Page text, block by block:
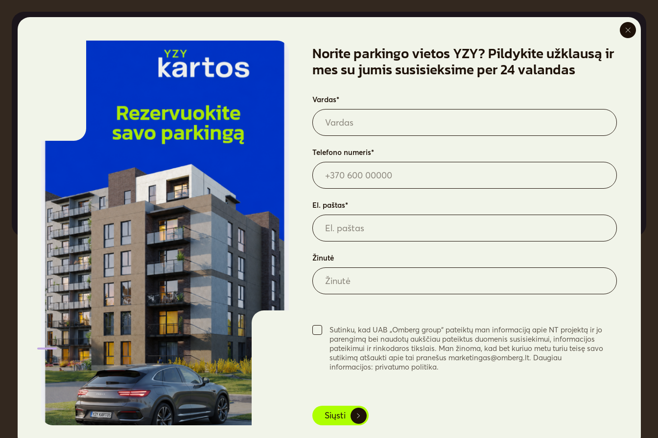
Vieta mieste +370 682 11050
Butai
Parkingas
Apie projektą
Galerija
Atvirų durų dienos
+370 682 11050
© 2026 Omberg. Visos teisės saugomos. Privatumo politika
Norite parkingo vietos YZY? Pildykite užklausą ir
mes su jumis susisieksime per 24 valandas
Vardas*
Telefono numeris*
El. paštas*
Žinutė
Sutinku, kad UAB „Omberg group“ pateiktų man informaciją apie NT projektą ir jo
parengimą bei naudotų aukščiau pateiktus duomenis susisiekimui, informacijos
pateikimui ir rinkodaros tikslais. Man žinoma, kad bet kuriuo metu turiu teisę savo
sutikimą atšaukti apie tai pranešus marketingas@omberg.lt. Daugiau
informacijos: privatumo politika.
Siųsti